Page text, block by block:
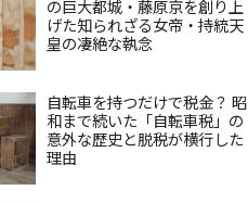
の巨大都城・藤原京を創り上
げた知られざる女帝・持統天
皇の凄絶な執念
自転車を持つだけで税金？ 昭
和まで続いた「自転車税」の
意外な歴史と脱税が横行した
理由